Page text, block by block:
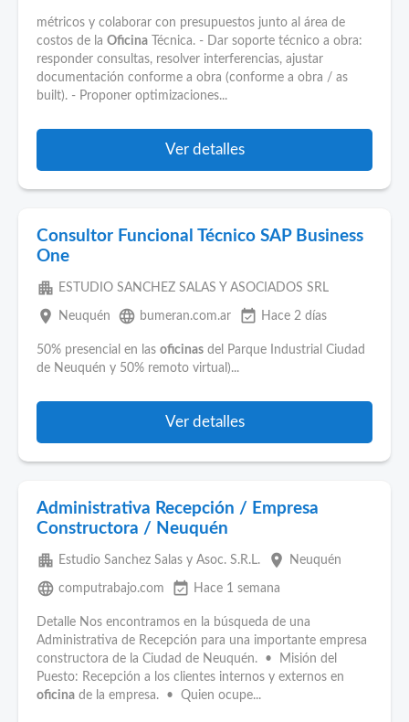
métricos y colaborar con presupuestos junto al área de
costos de la Oficina Técnica. - Dar soporte técnico a obra:
responder consultas, resolver interferencias, ajustar
documentación conforme a obra (conforme a obra / as
built). - Proponer optimizaciones...
Ver detalles
Consultor Funcional Técnico SAP Business
One
apartment ESTUDIO SANCHEZ SALAS Y ASOCIADOS SRL
place Neuquén language bumeran.com.ar event_available Hace 2 días
50% presencial en las oficinas del Parque Industrial Ciudad
de Neuquén y 50% remoto virtual)...
Ver detalles
Administrativa Recepción / Empresa
Constructora / Neuquén
apartment Estudio Sanchez Salas y Asoc. S.R.L. place Neuquén
language computrabajo.com event_available Hace 1 semana
Detalle Nos encontramos en la búsqueda de una
Administrativa de Recepción para una importante empresa
constructora de la Ciudad de Neuquén. • Misión del
Puesto: Recepción a los clientes internos y externos en
oficina de la empresa. • Quien ocupe...